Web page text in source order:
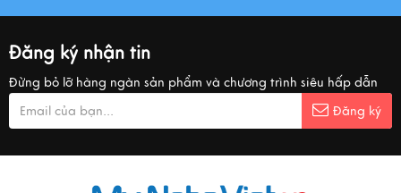
Đăng ký nhận tin
Đừng bỏ lỡ hàng ngàn sản phẩm và chương trình siêu hấp dẫn
Đăng ký